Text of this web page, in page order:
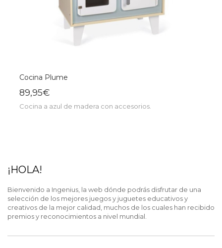
Cocina Plume
89,95€
Cocina a azul de madera con accesorios.
¡HOLA!
Bienvenido a Ingenius, la web dónde podrás disfrutar de una
selección de los mejores juegos y juguetes educativos y
creativos de la mejor calidad, muchos de los cuales han recibido
premios y reconocimientos a nivel mundial.